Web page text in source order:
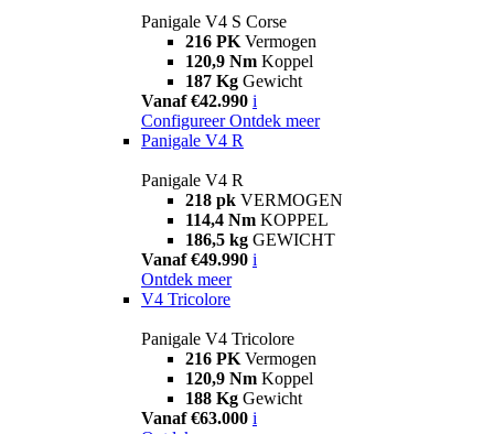
Panigale V4 S Corse
216 PK Vermogen
120,9 Nm Koppel
187 Kg Gewicht
Vanaf €42.990 i
Configureer Ontdek meer
Panigale V4 R
Panigale V4 R
218 pk VERMOGEN
114,4 Nm KOPPEL
186,5 kg GEWICHT
Vanaf €49.990 i
Ontdek meer
V4 Tricolore
Panigale V4 Tricolore
216 PK Vermogen
120,9 Nm Koppel
188 Kg Gewicht
Vanaf €63.000 i